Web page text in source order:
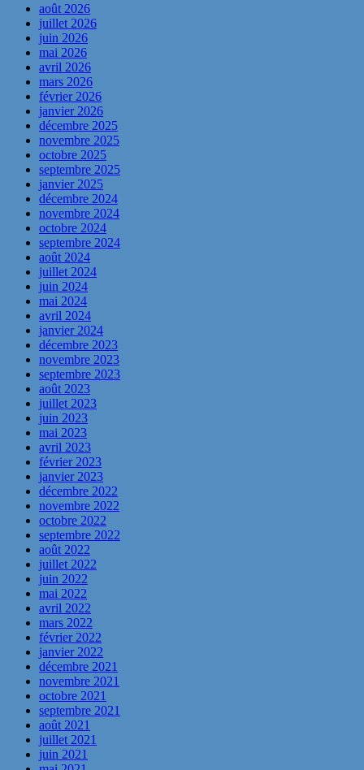
août 2026
juillet 2026
juin 2026
mai 2026
avril 2026
mars 2026
février 2026
janvier 2026
décembre 2025
novembre 2025
octobre 2025
septembre 2025
janvier 2025
décembre 2024
novembre 2024
octobre 2024
septembre 2024
août 2024
juillet 2024
juin 2024
mai 2024
avril 2024
janvier 2024
décembre 2023
novembre 2023
septembre 2023
août 2023
juillet 2023
juin 2023
mai 2023
avril 2023
février 2023
janvier 2023
décembre 2022
novembre 2022
octobre 2022
septembre 2022
août 2022
juillet 2022
juin 2022
mai 2022
avril 2022
mars 2022
février 2022
janvier 2022
décembre 2021
novembre 2021
octobre 2021
septembre 2021
août 2021
juillet 2021
juin 2021